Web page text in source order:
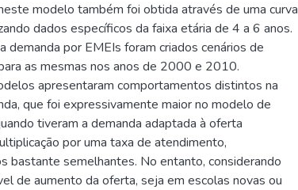
modelo também foi obtida através de uma curva
dados específicos da faixa etária de 4 a 6 anos.
demanda por EMEIs foram criados cenários de
as mesmas nos anos de 2000 e 2010.
apresentaram comportamentos distintos na
que foi expressivamente maior no modelo de
tiveram a demanda adaptada à oferta
por uma taxa de atendimento,
bastante semelhantes. No entanto, considerando
de aumento da oferta, seja em escolas novas ou